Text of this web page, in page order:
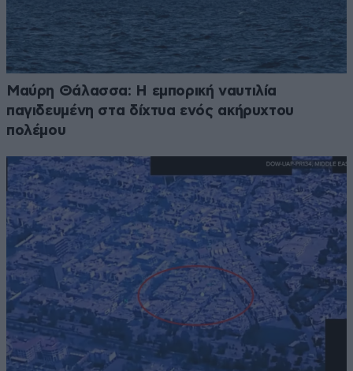
Μαύρη Θάλασσα: Η εμπορική ναυτιλία
παγιδευμένη στα δίχτυα ενός ακήρυχτου
πολέμου